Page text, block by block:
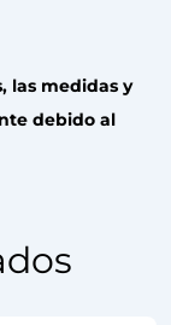
las medidas y
debido al